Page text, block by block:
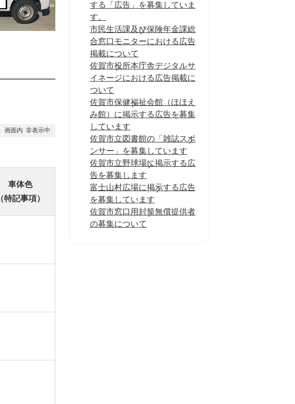
画面内 非表示中
車体色
（特記事項）
する「広告」を募集していま
す。
市民生活課及び保険年金課総
合窓口モニターにおける広告
掲載について
佐賀市役所本庁舎デジタルサ
イネージにおける広告掲載に
ついて
佐賀市保健福祉会館（ほほえ
み館）に掲示する広告を募集
しています
佐賀市立図書館の「雑誌スポ
ンサー」を募集しています
佐賀市立野球場に掲示する広
告を募集します
富士山村広場に掲示する広告
を募集しています
佐賀市窓口用封筒無償提供者
の募集について